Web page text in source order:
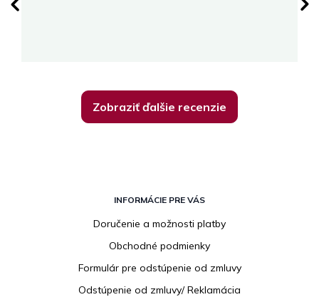
Zobraziť ďalšie recenzie
INFORMÁCIE PRE VÁS
Doručenie a možnosti platby
Obchodné podmienky
Formulár pre odstúpenie od zmluvy
Odstúpenie od zmluvy/ Reklamácia